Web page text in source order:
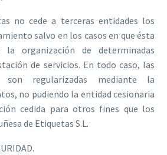
no cede a terceras entidades los
salvo en los casos en que ésta
la organización de determinadas
de servicios. En todo caso, las
son regularizadas mediante la
no pudiendo la entidad cesionaria
cedida para otros fines que los
de Etiquetas S.L.